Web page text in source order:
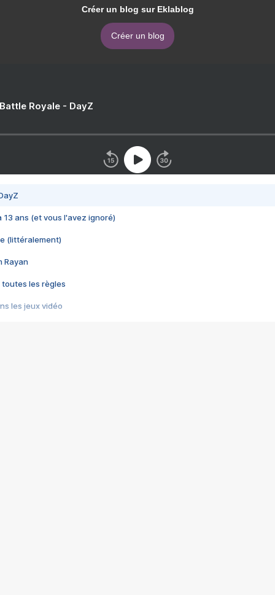
Créer un blog sur Eklablog
Créer un blog
Royale - DayZ
13 ans (et vous l'avez ignoré)
(littéralement)
Rayan
toutes les règles
les jeux vidéo